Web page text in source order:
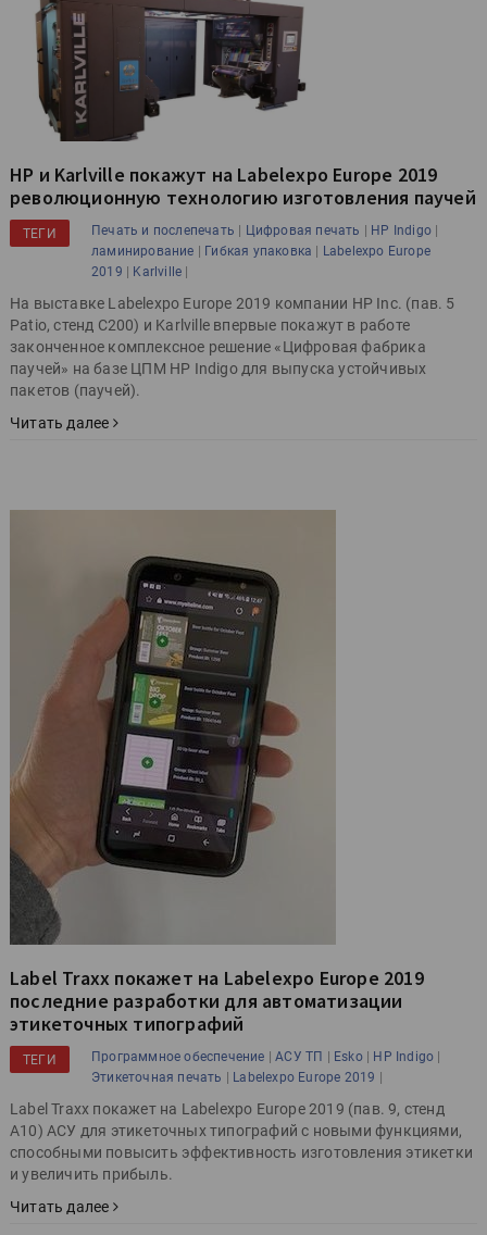
HP и Karlville покажут на Labelexpo Europe 2019
революционную технологию изготовления паучей
ТЕГИ Печать и послепечать | Цифровая печать | HP Indigo |
ламинирование | Гибкая упаковка | Labelexpo Europe
2019 | Karlville |
На выставке Labelexpo Europe 2019 компании HP Inc. (пав. 5
Patio, стенд C200) и Karlville впервые покажут в работе
законченное комплексное решение «Цифровая фабрика
паучей» на базе ЦПМ HP Indigo для выпуска устойчивых
пакетов (паучей).
Читать далее
Label Traxx покажет на Labelexpo Europe 2019
последние разработки для автоматизации
этикеточных типографий
ТЕГИ Программное обеспечение |АСУ ТП | Esko| HP Indigo |
Этикеточная печать | Labelexpo Europe 2019 |
Label Traxx покажет на Labelexpo Europe 2019 (пав. 9, стенд
A10) АСУ для этикеточных типографий с новыми функциями,
способными повысить эффективность изготовления этикетки
и увеличить прибыль.
Читать далее